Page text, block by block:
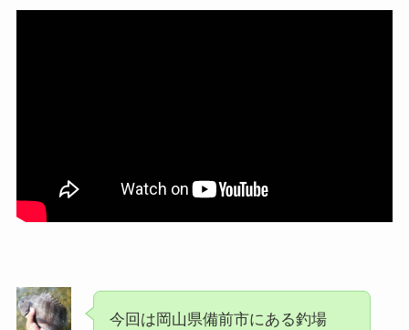
今回は岡山県備前市にある釣場